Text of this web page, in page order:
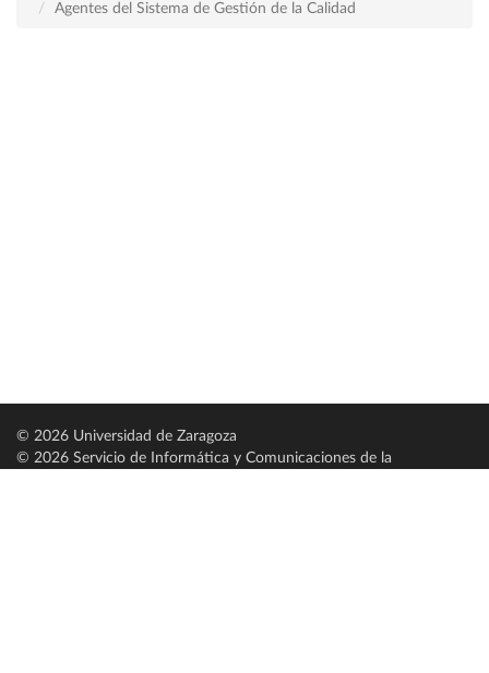
Agentes del Sistema de Gestión de la Calidad
© 2026 Universidad de Zaragoza
© 2026 Servicio de Informática y Comunicaciones de la